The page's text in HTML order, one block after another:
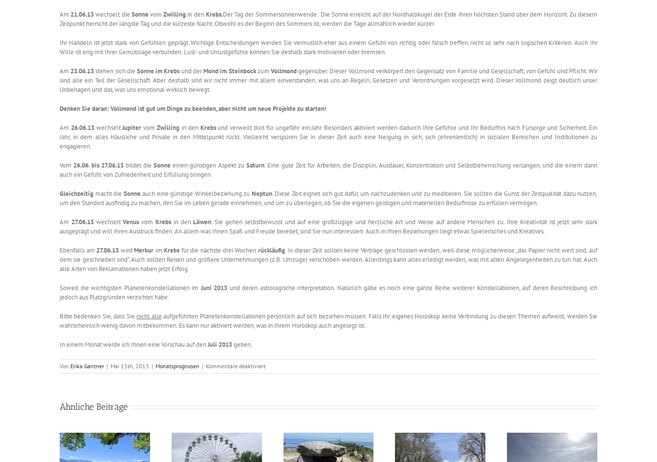
Am 21.06.13wechselt die Sonnevom Zwilling in denKrebs.Der Tag der Sommersonnenwende. Die Sonne erreicht auf der Nordhalbkugel der Erde ihren höchsten Stand über dem Horizont. Zu diesem
Zeitpunkt herrscht der längste Tag und die kürzeste Nacht. Obwohl es der Beginn des Sommers ist, werden die Tage allmählich wieder kürzer.
Ihr Handeln ist jetzt stark von Gefühlen geprägt. Wichtige Entscheidungen werden Sie vermutlich eher aus einem Gefühl von richtig oder falsch treffen, nicht so sehr nach logischen Kriterien. Auch Ihr
Wille ist eng mit Ihrer Gemütslage verbunden. Lust- und Unlustgefühle können Sie deshalb stark motivieren oder bremsen.
Am 23.06.13stehen sich die Sonne im Krebs und derMond im Steinbockzum Vollmondgegenüber. Dieser Vollmond verkörpert den Gegensatz von Familie und Gesellschaft, von Gefühl und Pflicht. Wir
sind alle ein Teil der Gesellschaft. Aber deshalb sind wir nicht immer mit allem einverstanden, was uns an Regeln, Gesetzen und Verordnungen vorgesetzt wird. Dieser Vollmond zeigt deutlich unser
Unbehagen und das, was uns emotional wirklich bewegt.
Denken Sie daran: Vollmond ist gut um Dinge zu beenden, aber nicht um neue Projekte zu starten!
Am 26.06.13wechseltJupitervom Zwilling in denKrebsund verweilt dort für ungefähr ein Jahr. Besonders aktiviert werden dadurch Ihre Gefühle und Ihr Bedürfnis nach Fürsorge und Sicherheit. Ein
Jahr, in dem alles Häusliche und Private in den Mittelpunkt rückt. Vielleicht verspüren Sie in dieser Zeit auch eine Neigung in sich, sich (ehrenamtlich) in sozialen Bereichen und Institutionen zu
engagieren.
Vom 26.06. bis 27.06.13 bildet dieSonne einen günstigen Aspekt zuSaturn. Eine gute Zeit für Arbeiten, die Disziplin, Ausdauer, Konzentration und Selbstbeherrschung verlangen, und die einem dann
auch ein Gefühl von Zufriedenheit und Erfüllung bringen.
Gleichzeitig macht die Sonne auch eine günstige Winkelbeziehung zu Neptun. Diese Zeit eignet sich gut dafür, um nachzudenken und zu meditieren. Sie sollten die Gunst der Zeitqualität dazu nutzen,
um den Standort ausfindig zu machen, den Sie im Leben gerade einnehmen, und um zu überlegen, ob Sie die eigenen geistigen und materiellen Bedürfnisse zu erfüllen vermögen.
Am 27.06.13wechseltVenusvom Krebs in denLöwen. Sie gehen selbstbewusst und auf eine großzügige und herzliche Art und Weise auf andere Menschen zu. Ihre Kreativität ist jetzt sehr stark
ausgeprägt und will ihren Ausdruck finden. An allem was Ihnen Spaß und Freude bereitet, sind Sie nun interessiert. Auch in Ihren Beziehungen liegt etwas Spielerisches und Kreatives.
Ebenfalls am 27.06.13 wirdMerkur im Krebs für die nächste drei Wochen rückläufig. In dieser Zeit sollten keine Verträge geschlossen werden, weil diese möglicherweise „das Papier nicht wert sind, auf
dem sie geschrieben sind“. Auch sollten Reisen und größere Unternehmungen (z.B. Umzüge) verschoben werden. Allerdings kann alles erledigt werden, was mit alten Angelegenheiten zu tun hat. Auch
alle Arten von Reklamationen haben jetzt Erfolg.
Soweit die wichtigsten Planetenkonstellationen im Juni 2013 und deren astrologische Interpretation. Natürlich gäbe es noch eine ganze Reihe weiterer Konstellationen, auf deren Beschreibung ich
jedoch aus Platzgründen verzichtet habe.
Bitte bedenken Sie, dass Sie nicht alle aufgeführten Planetenkonstellationen persönlich auf sich beziehen müssen. Falls Ihr eigenes Horoskop keine Verbindung zu diesen Themen aufweist, werden Sie
wahrscheinlich wenig davon mitbekommen. Es kann nur aktiviert werden, was in Ihrem Horoskop auch angelegt ist.
In einem Monat werde ich Ihnen eine Vorschau auf denJuli 2013geben.
Von Erika Gantner | Mai 15th, 2013 | Monatsprognosen | Kommentare deaktiviertfür
Astrologisch
–
Ähnliche Beiträge